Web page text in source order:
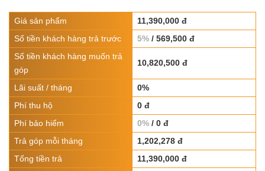
Giá sản phẩm
11,390,000 đ
Số tiền khách hàng trả trước
5% / 569,500 đ
Số tiền khách hàng muốn trả
góp
10,820,500 đ
Lãi suất / tháng
0%
Phí thu hộ
0 đ
Phí bảo hiểm
0% / 0 đ
Trả góp mỗi tháng
1,202,278 đ
Tổng tiền trả
11,390,000 đ